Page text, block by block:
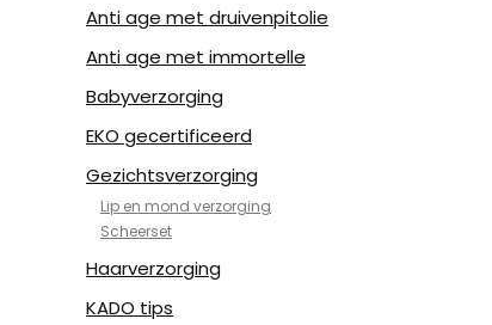
Anti age met druivenpitolie
Anti age met immortelle
Babyverzorging
EKO gecertificeerd
Gezichtsverzorging
Lip en mond verzorging
Scheerset
Haarverzorging
KADO tips